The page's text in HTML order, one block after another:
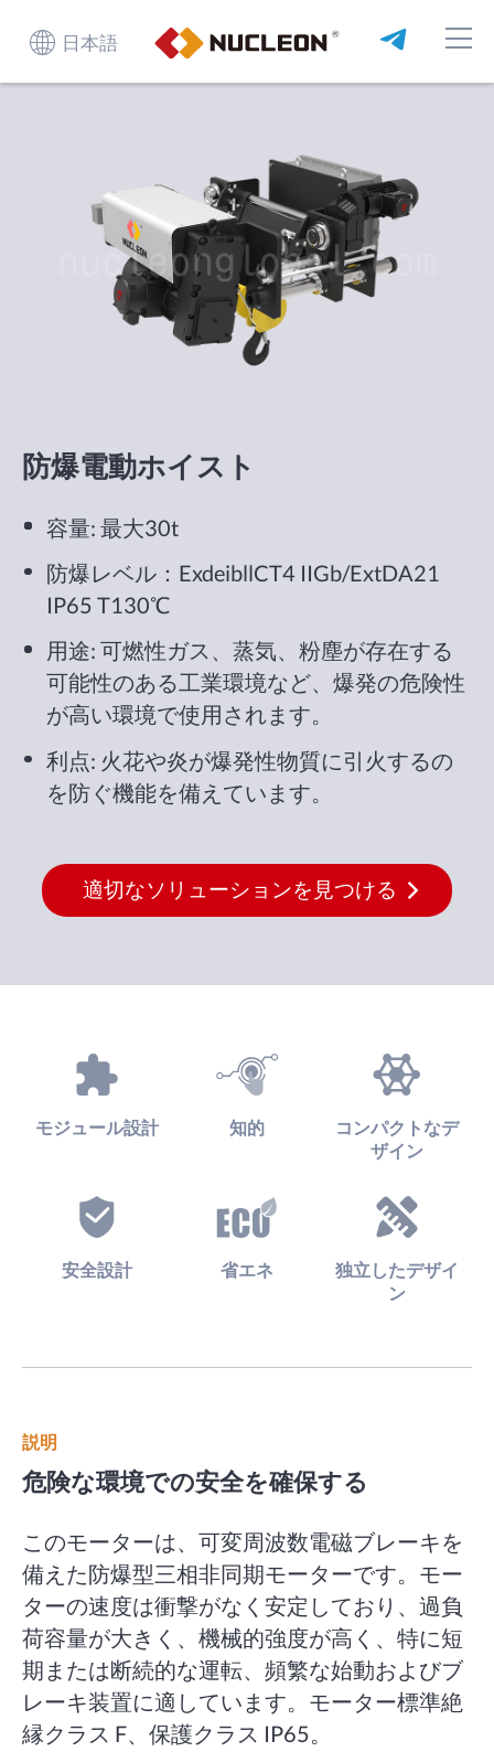
日本語
防爆電動ホイスト
容量: 最大30t
防爆レベル：ExdeibllCT4 IIGb/ExtDA21
IP65 T130℃
用途: 可燃性ガス、蒸気、粉塵が存在する
可能性のある工業環境など、爆発の危険性
が高い環境で使用されます。
利点: 火花や炎が爆発性物質に引火するの
を防ぐ機能を備えています。
適切なソリューションを見つける
モジュール設計 知的
コンパクトなデ
ザイン
安全設計 省エネ
独立したデザイ
ン
説明
危険な環境での安全を確保する
このモーターは、可変周波数電磁ブレーキを
備えた防爆型三相非同期モーターです。モー
ターの速度は衝撃がなく安定しており、過負
荷容量が大きく、機械的強度が高く、特に短
期または断続的な運転、頻繁な始動およびブ
レーキ装置に適しています。モーター標準絶
縁クラス F、保護クラス IP65。